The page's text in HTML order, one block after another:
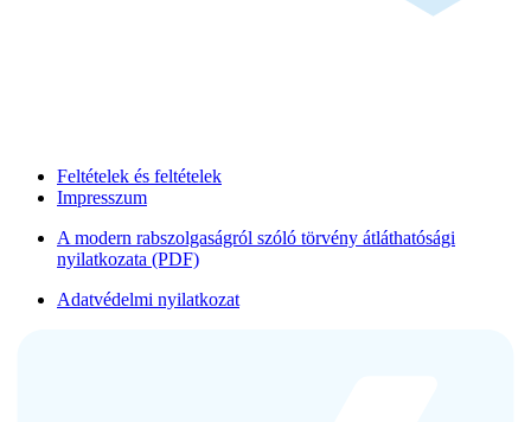
Feltételek és feltételek
Impresszum
A modern rabszolgaságról szóló törvény átláthatósági
nyilatkozata (PDF)
Adatvédelmi nyilatkozat